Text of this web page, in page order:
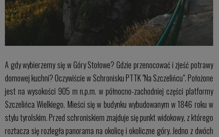
A gdy wybierzemy się w Góry Stołowe? Gdzie przenocować i zjeść potrawy
domowej kuchni? Oczywiście w Schronisku PTTK "Na Szczelińcu". Położone
jest na wysokości 905 m n.p.m. w północno-zachodniej części platformy
Szczelińca Wielkiego. Mieści się w budynku wybudowanym w 1846 roku w
stylu tyrolskim. Przed schroniskiem znajduje się punkt widokowy, z którego
roztacza się rozległa panorama na okolicę i okoliczne góry. Jedno z dwóch